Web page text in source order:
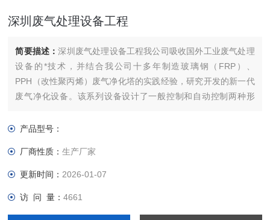
深圳废气处理设备工程
简要描述：深圳废气处理设备工程我公司吸收国外工业废气处理
设备的*技术，并结合我公司十多年制造玻璃钢（FRP）、
PPH（改性聚丙烯）废气净化塔的实践经验，研究开发的新一代
废气净化设备。该系列设备设计了一般控制和自动控制两种形
产品型号：
厂商性质：生产厂家
更新时间： 2026-01-07
访 问 量：4661